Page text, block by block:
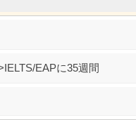
EAPに35週間